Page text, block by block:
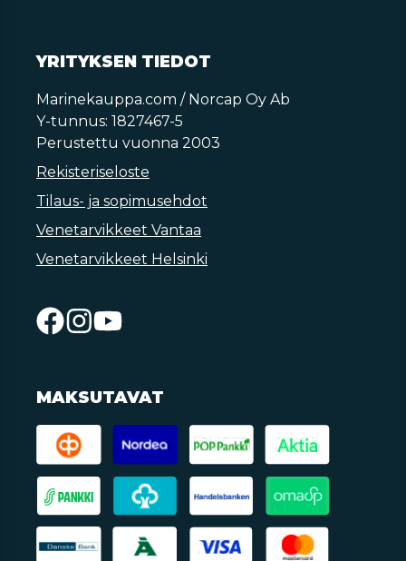
YRITYKSEN TIEDOT
Marinekauppa.com / Norcap Oy Ab
Y-tunnus: 1827467-5
Perustettu vuonna 2003
Rekisteriseloste
Tilaus- ja sopimusehdot
Venetarvikkeet Vantaa
Venetarvikkeet Helsinki
MAKSUTAVAT